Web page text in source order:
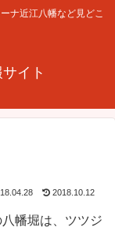
ナ近江八幡など見どこ
イト
2018.10.12
幡堀は、ツツジ